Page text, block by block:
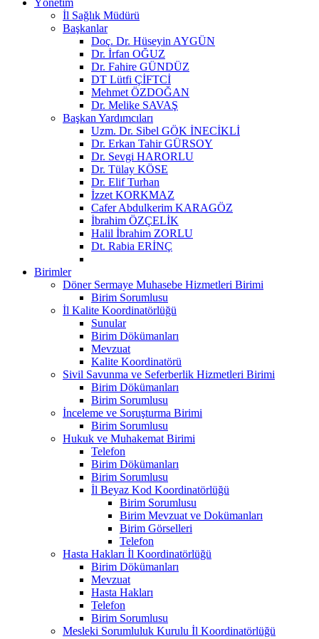
İl Sağlık Müdürü
Başkanlar
Doç. Dr. Hüseyin AYGÜN
Dr. İrfan OĞUZ
Dr. Fahire GÜNDÜZ
DT Lütfi ÇİFTCİ
Mehmet ÖZDOĞAN
Dr. Melike SAVAŞ
Başkan Yardımcıları
Uzm. Dr. Sibel GÖK İNECİKLİ
Dr. Erkan Tahir GÜRSOY
Dr. Sevgi HARORLU
Dr. Tülay KÖSE
Dr. Elif Turhan
İzzet KORKMAZ
Cafer Abdulkerim KARAGÖZ
İbrahim ÖZÇELİK
Halil İbrahim ZORLU
Dt. Rabia ERİNÇ
Birimler
Döner Sermaye Muhasebe Hizmetleri Birimi
Birim Sorumlusu
İl Kalite Koordinatörlüğü
Sunular
Birim Dökümanları
Mevzuat
Kalite Koordinatörü
Sivil Savunma ve Seferberlik Hizmetleri Birimi
Birim Dökümanları
Birim Sorumlusu
İnceleme ve Soruşturma Birimi
Birim Sorumlusu
Hukuk ve Muhakemat Birimi
Telefon
Birim Dökümanları
Birim Sorumlusu
İl Beyaz Kod Koordinatörlüğü
Birim Sorumlusu
Birim Mevzuat ve Dokümanları
Birim Görselleri
Telefon
Hasta Hakları İl Koordinatörlüğü
Birim Dökümanları
Mevzuat
Hasta Hakları
Telefon
Birim Sorumlusu
Mesleki Sorumluluk Kurulu İl Koordinatörlüğü